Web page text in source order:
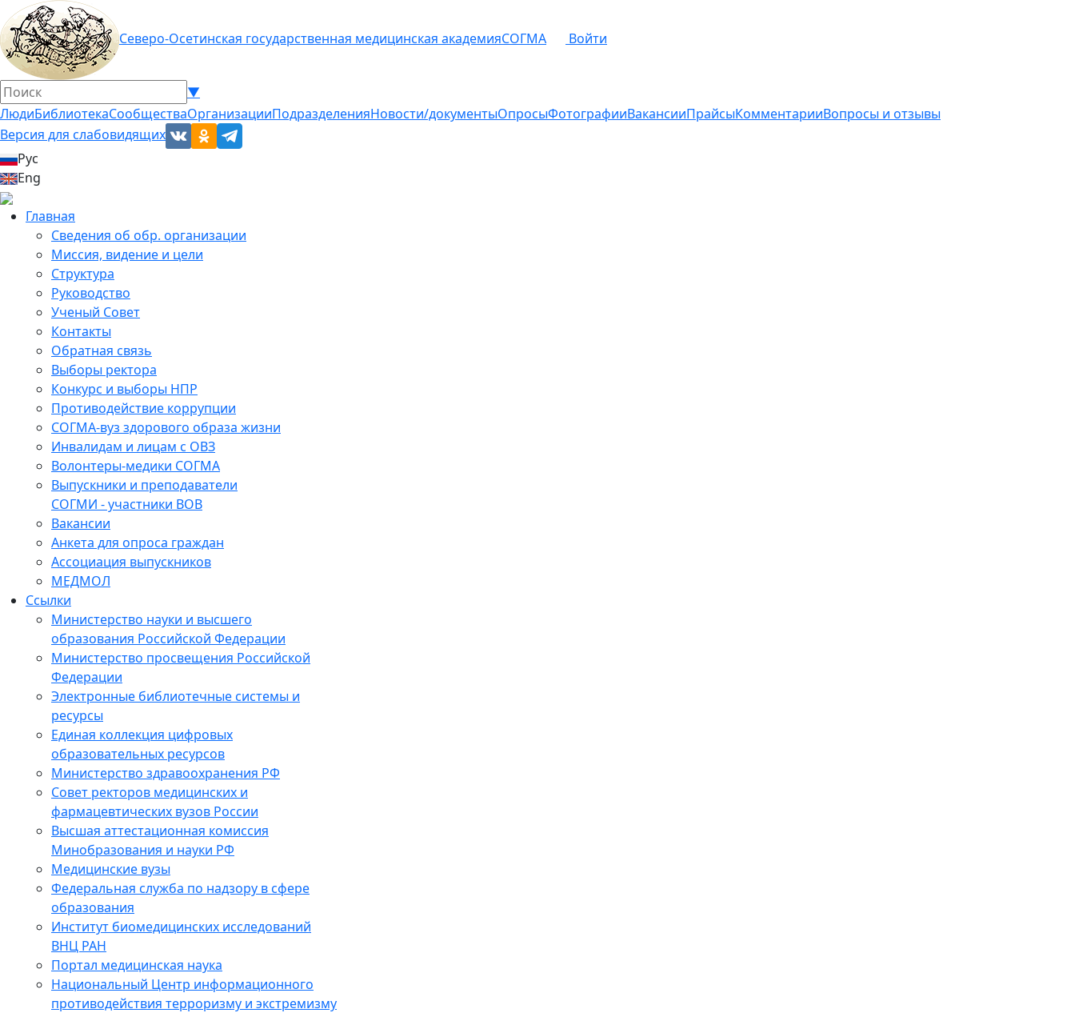
Северо-Осетинская государственная медицинская академияСОГМА Войти
▼
ЛюдиБиблиотекаСообществаОрганизацииПодразделенияНовости/документыОпросыФотографииВакансииПрайсыКомментарииВопросы и отзывы
Версия для слабовидящих
Рус
Eng
Главная
Сведения об обр. организации
Миссия, видение и цели
Структура
Руководство
Ученый Совет
Контакты
Обратная связь
Выборы ректора
Конкурс и выборы НПР
Противодействие коррупции
СОГМА-вуз здорового образа жизни
Инвалидам и лицам с ОВЗ
Волонтеры-медики СОГМА
Выпускники и преподаватели
СОГМИ - участники ВОВ
Вакансии
Анкета для опроса граждан
Ассоциация выпускников
МЕДМОЛ
Ссылки
Министерство науки и высшего
образования Российской Федерации
Министерство просвещения Российской
Федерации
Электронные библиотечные системы и
ресурсы
Единая коллекция цифровых
образовательных ресурсов
Министерство здравоохранения РФ
Совет ректоров медицинских и
фармацевтических вузов России
Высшая аттестационная комиссия
Минобразования и науки РФ
Медицинские вузы
Федеральная служба по надзору в сфере
образования
Институт биомедицинских исследований
ВНЦ РАН
Портал медицинская наука
Национальный Центр информационного
противодействия терроризму и экстремизму